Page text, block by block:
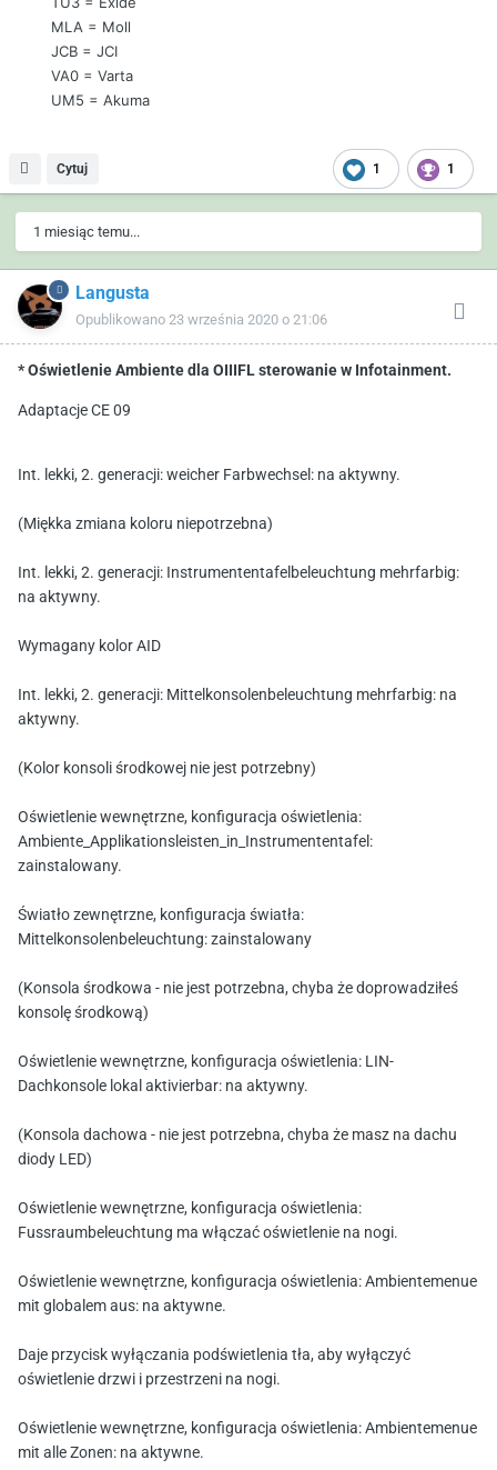
TU3 = Exide
MLA = Moll
JCB = JCI
VA0 = Varta
UM5 = Akuma
1 1
Cytuj
1 miesiąc temu...
Langusta
Opublikowano 23 września 2020 o 21:06
* Oświetlenie Ambiente dla OIIIFL sterowanie w Infotainment.
Adaptacje CE 09
Int. lekki, 2. generacji: weicher Farbwechsel: na aktywny.
(Miękka zmiana koloru niepotrzebna)
Int. lekki, 2. generacji: Instrumententafelbeleuchtung mehrfarbig:
na aktywny.
Wymagany kolor AID
Int. lekki, 2. generacji: Mittelkonsolenbeleuchtung mehrfarbig: na
aktywny.
(Kolor konsoli środkowej nie jest potrzebny)
Oświetlenie wewnętrzne, konfiguracja oświetlenia:
Ambiente_Applikationsleisten_in_Instrumententafel:
zainstalowany.
Światło zewnętrzne, konfiguracja światła:
Mittelkonsolenbeleuchtung: zainstalowany
(Konsola środkowa - nie jest potrzebna, chyba że doprowadziłeś
konsolę środkową)
Oświetlenie wewnętrzne, konfiguracja oświetlenia: LIN-
Dachkonsole lokal aktivierbar: na aktywny.
(Konsola dachowa - nie jest potrzebna, chyba że masz na dachu
diody LED)
Oświetlenie wewnętrzne, konfiguracja oświetlenia:
Fussraumbeleuchtung ma włączać oświetlenie na nogi.
Oświetlenie wewnętrzne, konfiguracja oświetlenia: Ambientemenue
mit globalem aus: na aktywne.
Daje przycisk wyłączania podświetlenia tła, aby wyłączyć
oświetlenie drzwi i przestrzeni na nogi.
Oświetlenie wewnętrzne, konfiguracja oświetlenia: Ambientemenue
mit alle Zonen: na aktywne.